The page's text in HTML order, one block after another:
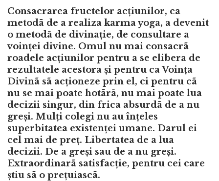
Consacrarea fructelor acțiunilor, ca
metodã de a realiza karma yoga, a devenit
o metodã de divinație, de consultare a
voinței divine. Omul nu mai consacrã
roadele acțiunilor pentru a se elibera de
rezultatele acestora și pentru ca Voința
Divinã sã acționeze prin el, ci pentru cã
nu se mai poate hotãrâ, nu mai poate lua
decizii singur, din frica absurdã de a nu
greși. Mulți colegi nu au înțeles
superbitatea existenței umane. Darul ei
cel mai de preț. Libertatea de a lua
decizii. De a greși sau de a nu greși.
Extraordinarã satisfacție, pentru cei care
știu sã o prețuiascã.